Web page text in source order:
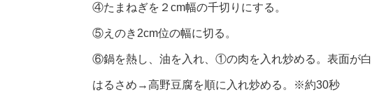
④たまねぎを２cm幅の千切りにする。
⑤えのき2cm位の幅に切る。
⑥鍋を熱し、油を入れ、①の肉を入れ炒める。表面が
はるさめ→高野豆腐を順に入れ炒める。※約30秒